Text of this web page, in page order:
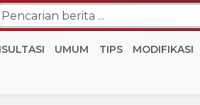
UMUM TIPS MODIFIKASI